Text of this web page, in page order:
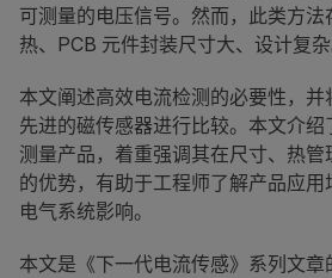
可测量的电压信号。然而，此类方
热、PCB 元件封装尺寸大、设计复杂
本文阐述高效电流检测的必要性，
先进的磁传感器进行比较。本文介
测量产品，着重强调其在尺寸、热
的优势，有助于工程师了解产品应
电气系统影响。
本文是《下一代电流传感》系列文